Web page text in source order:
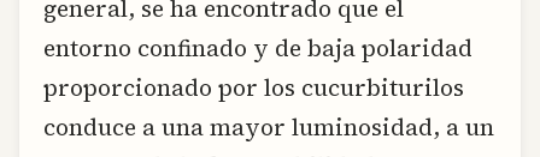
general, se ha encontrado que el
entorno confinado y de baja polaridad
proporcionado por los cucurbiturilos
conduce a una mayor luminosidad, a un